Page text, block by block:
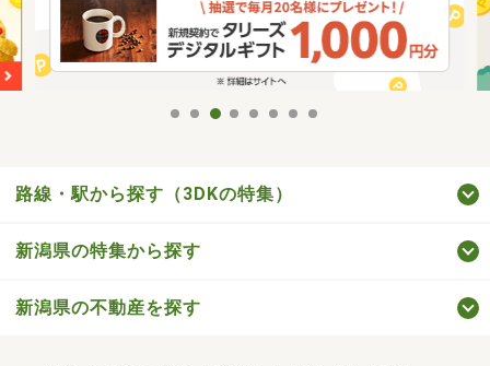
路線・駅から探す（3DKの特集）
新潟県の特集から探す
新潟県の不動産を探す